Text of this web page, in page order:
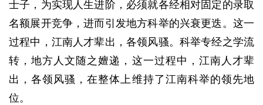
士子，为实现人生进阶，必须就各经相对固定的录取
名额展开竞争，进而引发地方科举的兴衰更迭。这一
过程中，江南人才辈出，各领风骚。科举专经之学流
转，地方人文随之嬗递，这一过程中，江南人才辈
出，各领风骚，在整体上维持了江南科举的领先地
位。